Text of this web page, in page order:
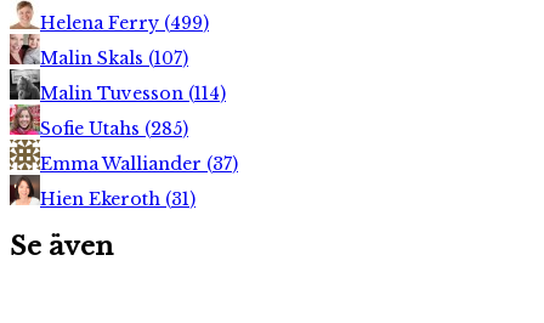
Helena Ferry (499)
Malin Skals (107)
Malin Tuvesson (114)
Sofie Utahs (285)
Emma Walliander (37)
Hien Ekeroth (31)
Se även